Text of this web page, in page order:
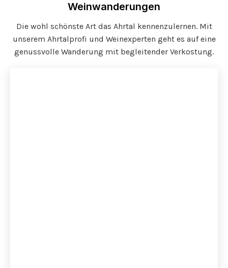
Weinwanderungen
Die wohl schönste Art das Ahrtal kennenzulernen. Mit
unserem Ahrtalprofi und Weinexperten geht es auf eine
genussvolle Wanderung mit begleitender Verkostung.